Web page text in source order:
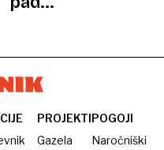
v
mandraču
RabuPROJEKTI
Gazela
POGOJI
Naročniški